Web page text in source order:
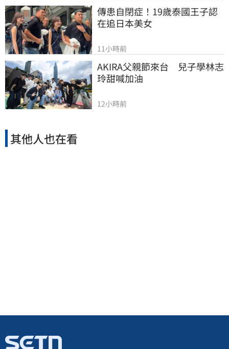
傳患自閉症！19歲泰國王子認
在追日本美女
11小時前
AKIRA父親節來台　兒子學林志
玲甜喊加油
12小時前
其他人也在看